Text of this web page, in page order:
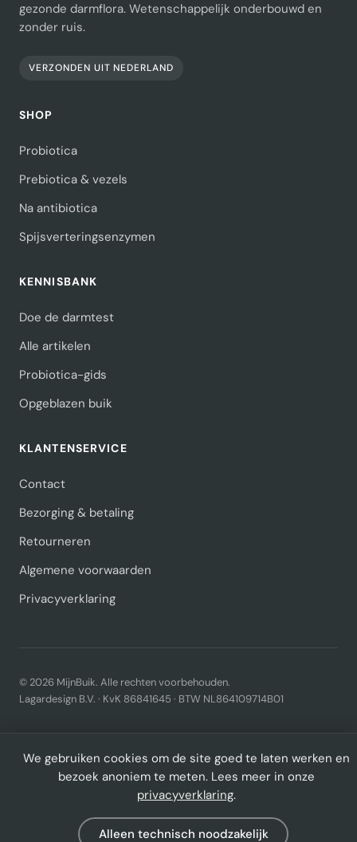
gezonde darmflora. Wetenschappelijk onderbouwd en
zonder ruis.
VERZONDEN UIT NEDERLAND
SHOP
Probiotica
Prebiotica & vezels
Na antibiotica
Spijsverteringsenzymen
KENNISBANK
Doe de darmtest
Alle artikelen
Probiotica-gids
Opgeblazen buik
KLANTENSERVICE
Contact
Bezorging & betaling
Retourneren
Algemene voorwaarden
Privacyverklaring
© 2026 MijnBuik. Alle rechten voorbehouden.
Lagardesign B.V. · KvK 86841645 · BTW NL864109714B01
We gebruiken cookies om de site goed te laten werken en
bezoek anoniem te meten. Lees meer in onze
privacyverklaring.
Alleen technisch noodzakelijk